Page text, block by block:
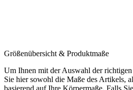
Größenübersicht & Produktmaße
Um Ihnen mit der Auswahl der
Sie hier sowohl die Maße des Artikels,